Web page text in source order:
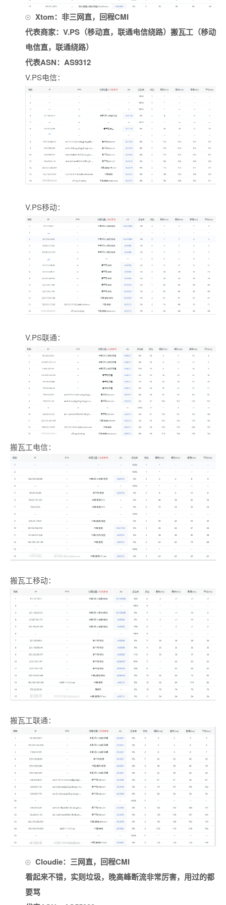
Xtom：非三网直，回程CMI
代表商家：V.PS（移动直，联通电信绕路）搬瓦工（移动
电信直，联通绕路）
代表ASN：AS9312
V.PS电信：
V.PS移动：
V.PS联通：
搬瓦工电信：
搬瓦工移动：
搬瓦工联通：
Cloudie：三网直，回程CMI
看起来不错，实则垃圾，晚高峰断流非常厉害，用过的都
要骂